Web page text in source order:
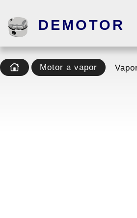
DEMOTOR
Motor a vapor